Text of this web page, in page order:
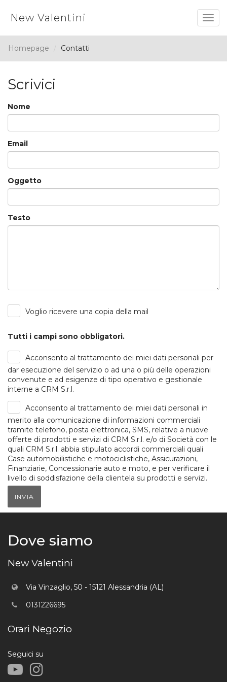
New Valentini
Homepage Contatti
Scrivici
Nome
Email
Oggetto
Testo
Voglio ricevere una copia della mail
Tutti i campi sono obbligatori.
Acconsento al trattamento dei miei dati personali per
dar esecuzione del servizio o ad una o più delle operazioni
convenute e ad esigenze di tipo operativo e gestionale
interne a CRM S.r.l.
Acconsento al trattamento dei miei dati personali in
merito alla comunicazione di informazioni commerciali
tramite telefono, posta elettronica, SMS, relative a nuove
offerte di prodotti e servizi di CRM S.r.l. e/o di Società con le
quali CRM S.r.l. abbia stipulato accordi commerciali quali
Case automobilistiche e motociclistiche, Assicurazioni,
Finanziarie, Concessionarie auto e moto, e per verificare il
livello di soddisfazione della clientela su prodotti e servizi.
INVIA
Dove siamo
New Valentini
Via Vinzaglio, 50 - 15121 Alessandria (AL)
0131226695
Orari Negozio
Seguici su